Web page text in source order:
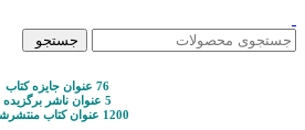
جستجو
76 عنوان جایزه کتاب
5 عنوان ناشر برگزیده
1200 عنوان کتاب منتشرشده